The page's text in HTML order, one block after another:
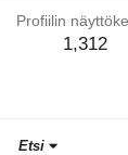
Profiilin
1,312
Etsi